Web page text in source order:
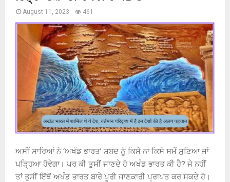
August 11, 2023 461
ਅਸੀਂ ਸਾਰਿਆਂ ਨੇ ‘ਅਖੰਡ ਭਾਰਤ’ ਸ਼ਬਦ ਨੂੰ ਕਿਸੇ ਨਾ ਕਿਸੇ ਸਮੇਂ ਸੁਣਿਆ ਜਾਂ
ਪੜ੍ਹਿਆ ਹੋਵੇਗਾ। ਪਰ ਕੀ ਤੁਸੀਂ ਜਾਣਦੇ ਹੋ ਅਖੰਡ ਭਾਰਤ ਕੀ ਹੈ? ਜੇ ਨਹੀਂ
ਤਾਂ ਤੁਸੀਂ ਇੱਥੋਂ ਅਖੰਡ ਭਾਰਤ ਬਾਰੇ ਪੂਰੀ ਜਾਣਕਾਰੀ ਪ੍ਰਾਪਤ ਕਰ ਸਕਦੇ ਹੋ।